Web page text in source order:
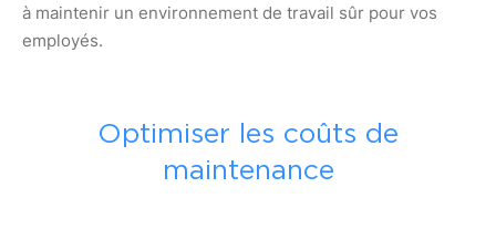
à maintenir un environnement de travail sûr pour vos
employés.
Optimiser les coûts de
maintenance